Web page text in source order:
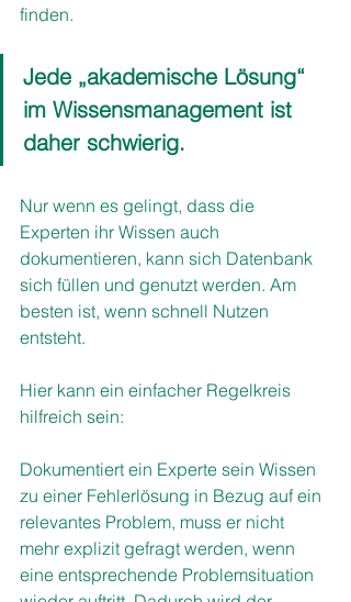
finden.
Jede „akademische Lösung“
im Wissensmanagement ist
daher schwierig.
Nur wenn es gelingt, dass die
Experten ihr Wissen auch
dokumentieren, kann sich Datenbank
sich füllen und genutzt werden. Am
besten ist, wenn schnell Nutzen
entsteht.
Hier kann ein einfacher Regelkreis
hilfreich sein:
Dokumentiert ein Experte sein Wissen
zu einer Fehlerlösung in Bezug auf ein
relevantes Problem, muss er nicht
mehr explizit gefragt werden, wenn
eine entsprechende Problemsituation